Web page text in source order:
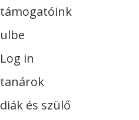
támogatóink
ulbe
Log in
tanárok
diák és szülő